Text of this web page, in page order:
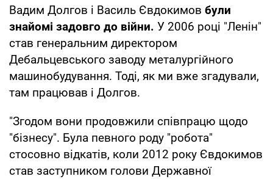
Вадим Долгов і Василь Євдокимов були
знайомі задовго до війни. У 2006 році "Ленін"
став генеральним директором
Дебальцевського заводу металургійного
машинобудування. Тоді, як ми вже згадували,
там працював і Долгов.
"Згодом вони продовжили співпрацю щодо
"бізнесу". Була певного роду "робота"
стосовно відкатів, коли 2012 року Євдокимов
став заступником голови Державної